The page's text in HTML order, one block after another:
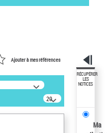
Ajouter à mes références
20
résultats/page
RÉCUPÉRER
LES
NOTICES
Ma